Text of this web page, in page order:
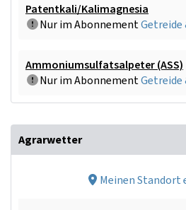
Patentkali/Kalimagnesia
Nur im AbonnementGetreide
Ammoniumsulfatsalpeter (ASS)
Nur im AbonnementGetreide
Agrarwetter
Meinen